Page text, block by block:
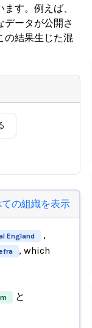
す。例えば、
ータが公開さ
の結果生じた混
の組織を表示
England ,
, which
と